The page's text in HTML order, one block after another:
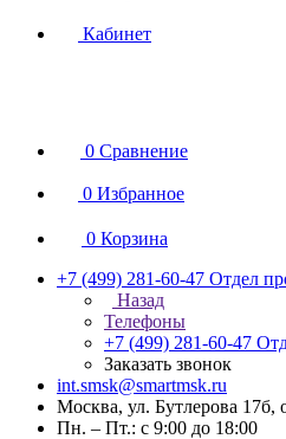
Кабинет
0 Сравнение
0 Избранное
0 Корзина
+7 (499) 281-60-47 Отдел
Назад
Телефоны
+7 (499) 281-60-47
Заказать звонок
int.smsk@smartmsk.ru
Москва, ул. Бутлерова 17б,
Пн. – Пт.: с 9:00 до 18:00